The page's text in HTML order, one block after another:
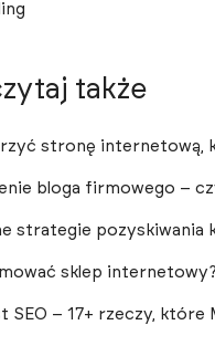
także
stronę internetową,
bloga firmowego –
strategie pozyskiwania
sklep
SEO – 17+ rzeczy,